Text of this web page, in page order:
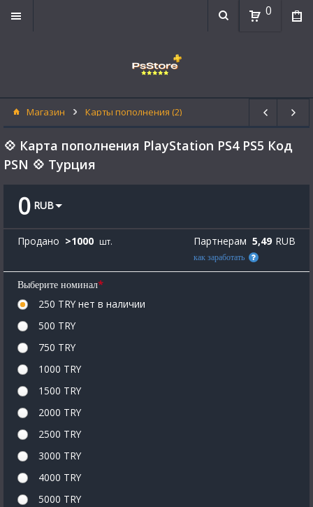
0
Магазин Карты пополнения (2)
💠 Карта пополнения PlayStation PS4 PS5 Код
PSN 💠 Турция
0 RUB
Продано >1000 шт. Партнерам 5,49 RUB
как заработать
Выберите номинал*
250 TRY нет в наличии
500 TRY
750 TRY
1000 TRY
1500 TRY
2000 TRY
2500 TRY
3000 TRY
4000 TRY
5000 TRY